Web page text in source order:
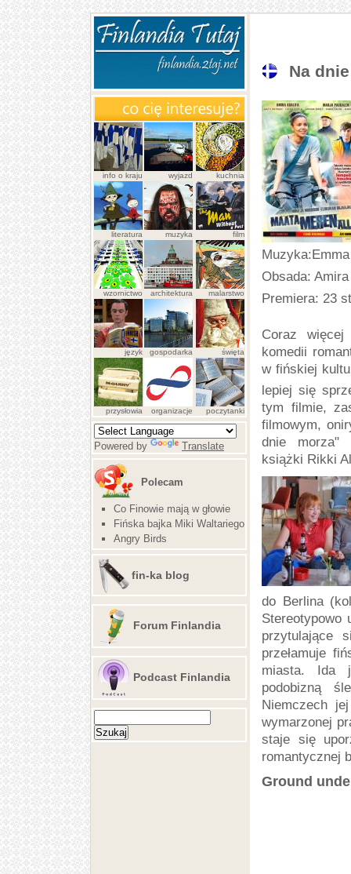
info o kraju wyjazd kuchnia
literatura muzyka film
wzornictwo architektura malarstwo
język gospodarka święta
przysłowia organizacje poczytanki
Powered by Translate
Polecam
Co Finowie mają w głowie
Fińska bajka Miki Waltariego
Angry Birds
fin-ka blog
Forum Finlandia
Podcast Finlandia
Na
Obsada:
Premiera: 23
Coraz
komedii
w fińskiej
lepiej się
tym filmie,
filmowym,
dnie morza"
książki Rikki
do Berlina
Stereotypowo
przytulające
przełamuje
miasta. Ida
podobizną
Niemczech
wymarzonej
staje się
romantycznej
Ground